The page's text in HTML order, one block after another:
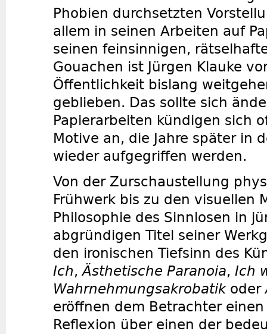
Phobien durchsetzten
allem in seinen Arbeiten auf
seinen feinsinnigen,
Gouachen ist Jürgen Klauke
Öffentlichkeit bislang
geblieben. Das sollte sich
Papierarbeiten kündigen sich
Motive an, die Jahre später in
wieder aufgegriffen werden.
Von der Zurschaustellung
Frühwerk bis zu den visuellen
Philosophie des Sinnlosen in
abgründigen Titel seiner
den ironischen Tiefsinn des
Ich,Ästhetische Paranoia, Ich
Wahrnehmungsakrobatikoder
eröffnen dem Betrachter
Reflexion über einen der